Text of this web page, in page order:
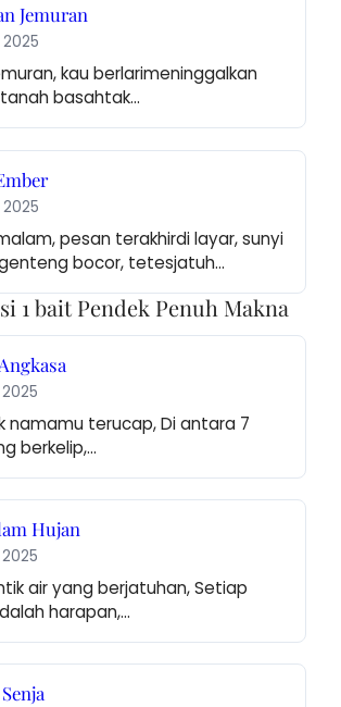
Jemuran
kau berlarimeninggalkan
basahtak…
pesan terakhirdi layar, sunyi
bocor, tetesjatuh…
1 bait Pendek Penuh Makna
namamu terucap, Di antara 7
berkelip,…
Hujan
air yang berjatuhan, Setiap
harapan,…